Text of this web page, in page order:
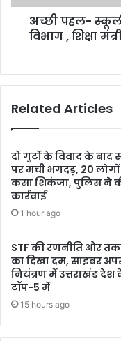
अच्छी पहल-
विभाग , शिक्षा
Related Articles
दो गुटों के विवाद के बाद
पर मची भगदड़, 20
कसा शिकंजा, पुलिस ने
कार्रवाई
1 hour ago
STF की रणनीति और
का दिखा दम, साइबर
नियंत्रण में उत्तराखंड देश
टॉप-5 में
15 hours ago